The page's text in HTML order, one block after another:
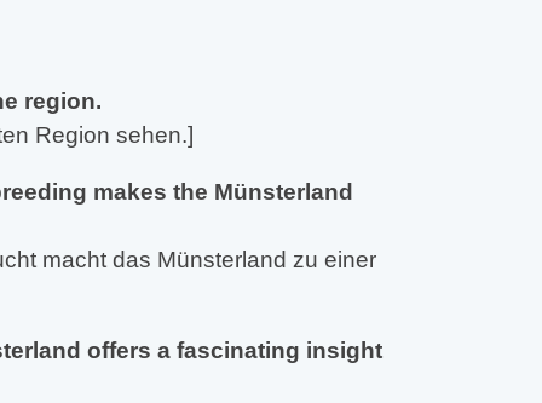
region.
Region sehen.]
makes the Münsterland
macht das Münsterland zu einer
offers a fascinating insight